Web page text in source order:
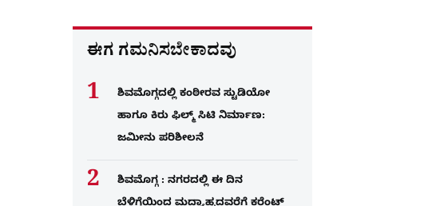
ಈಗ ಗಮನಿಸಬೇಕಾದವು
ಶಿವಮೊಗ್ಗದಲ್ಲಿ ಕಂಠೀರವ ಸ್ಟುಡಿಯೋ
ಹಾಗೂ ಕಿರು ಫಿಲ್ಮ್ ಸಿಟಿ ನಿರ್ಮಾಣ:
ಜಮೀನು ಪರಿಶೀಲನೆ
ಶಿವಮೊಗ್ಗ : ನಗರದಲ್ಲಿ ಈ ದಿನ